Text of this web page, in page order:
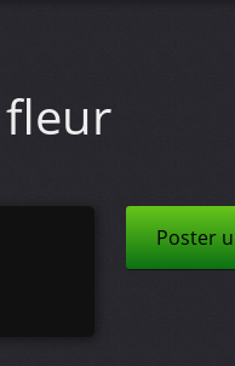
Poster